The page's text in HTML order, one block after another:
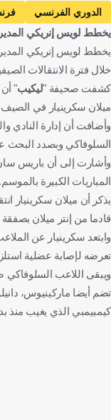
الدوري الفرنسي
لويس إنريكي
إسبانيا
البرتغال
لوكاس
لوكاس بيرالدو
كرة
يخطط لويس إنريكي
يخطط لويس إنريكي
خلال فترة الانتقالات
كشفت صحيفة "ليكيب"
ميلان سكرينيار في الصيف
وأضافت أن إدارة النادي
السلوفاكي وبصدد
وأشارت إلى أن باريس
المباريات الكبيرة بالموسم.
يذكر أن ميلان
قادما من إنتر ميلان بصفقة
وابتعد سكرينيار عن
تعرضه لإصابة عضلية
ويبقى اللاعب
تضم أيضا ماركينيوس،
كيمبيمبي الذي يغيب منذ